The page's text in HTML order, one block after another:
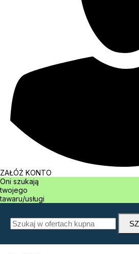
ZAŁÓŻ KONTO
Oni szukają
twojego
tawaru/usługi